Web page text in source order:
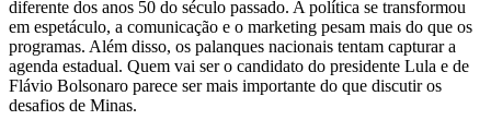
diferente dos anos 50 do século passado. A política se transformou
em espetáculo, a comunicação e o marketing pesam mais do que os
programas. Além disso, os palanques nacionais tentam capturar a
agenda estadual. Quem vai ser o candidato do presidente Lula e de
Flávio Bolsonaro parece ser mais importante do que discutir os
desafios de Minas.